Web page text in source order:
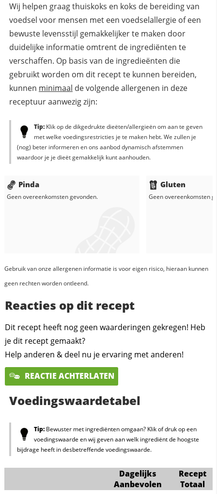
Wij helpen graag thuiskoks en koks de bereiding van
voedsel voor mensen met een voedselallergie of een
bewuste levensstijl gemakkelijker te maken door
duidelijke informatie omtrent de ingrediënten te
verschaffen. Op basis van de ingredieënten die
gebruikt worden om dit recept te kunnen bereiden,
kunnen minimaal de volgende allergenen in deze
receptuur aanwezig zijn:
Tip:Klik op de dikgedrukte dieëten/allergieën om aan te geven
met welke voedingsrestricties je te maken hebt. We zullen je
(nog) beter informeren en ons aanbod dynamisch afstemmen
waardoor je je dieët gemakkelijk kunt aanhouden.
Pinda
Geen overeenkomsten gevonden.
Gluten
Geen overeenkomsten
Gebruik van onze allergenen informatie is voor eigen risico, hieraan kunnen
geen rechten worden ontleend.
Reacties op dit recept
Dit recept heeft nog geen waarderingen gekregen! Heb
je dit recept gemaakt?
Help anderen & deel nu je ervaring met anderen!
REACTIE ACHTERLATEN
Voedingswaardetabel
Tip:Bewuster met ingrediënten omgaan? Klik of druk op een
voedingswaarde en wij geven aan welk ingrediënt de hoogste
bijdrage heeft in desbetreffende voedingswaarde.
Dagelijks
Aanbevolen
Recept
Totaal